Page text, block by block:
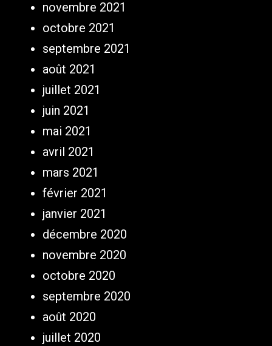
novembre 2021
octobre 2021
septembre 2021
août 2021
juillet 2021
juin 2021
mai 2021
avril 2021
mars 2021
février 2021
janvier 2021
décembre 2020
novembre 2020
octobre 2020
septembre 2020
août 2020
juillet 2020